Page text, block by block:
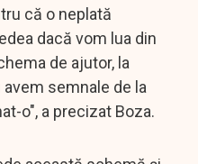
că o neplată
dacă vom lua din
de ajutor, la
semnale de la
o", a precizat Boza.